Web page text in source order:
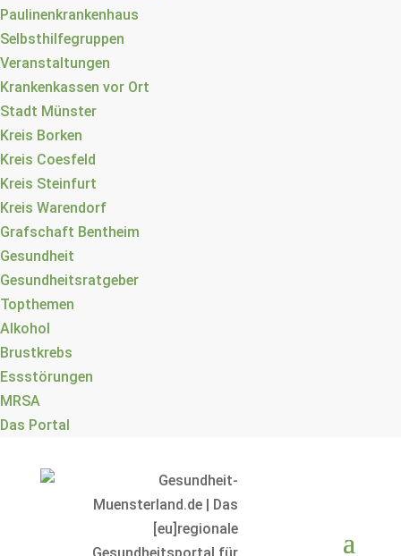
Paulinenkrankenhaus
Selbsthilfegruppen
Veranstaltungen
Krankenkassen vor Ort
Stadt Münster
Kreis Borken
Kreis Coesfeld
Kreis Steinfurt
Kreis Warendorf
Grafschaft Bentheim
Gesundheit
Gesundheitsratgeber
Topthemen
Alkohol
Brustkrebs
Essstörungen
MRSA
Das Portal